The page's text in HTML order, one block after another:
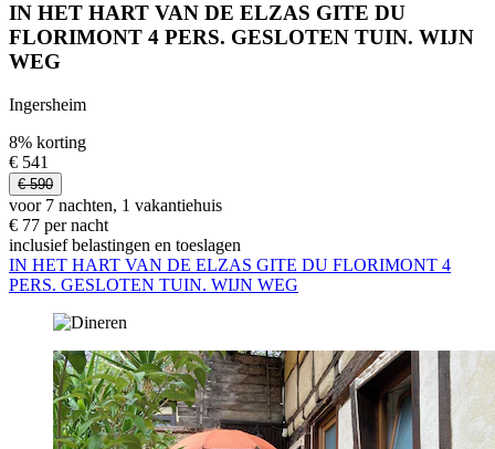
IN HET HART VAN DE ELZAS GITE DU
FLORIMONT 4 PERS. GESLOTEN TUIN. WIJN
WEG
Ingersheim
8% korting
€ 541
€ 590
voor 7 nachten, 1 vakantiehuis
€ 77 per nacht
inclusief belastingen en toeslagen
IN HET HART VAN DE ELZAS GITE DU FLORIMONT 4
PERS. GESLOTEN TUIN. WIJN WEG